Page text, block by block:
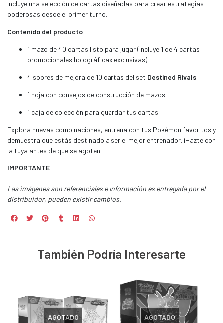
incluye una selección de cartas diseñadas para crear estrategias
poderosas desde el primer turno.
Contenido del producto
1 mazo de 40 cartas listo para jugar (incluye 1 de 4 cartas
promocionales holográficas exclusivas)
4 sobres de mejora de 10 cartas del set Destined Rivals
1 hoja con consejos de construcción de mazos
1 caja de colección para guardar tus cartas
Explora nuevas combinaciones, entrena con tus Pokémon favoritos y
demuestra que estás destinado a ser el mejor entrenador. ¡Hazte con
la tuya antes de que se agoten!
IMPORTANTE
Las imágenes son referenciales e información es entregada por el
distribuidor, pueden existir cambios.
También Podría Interesarte
AGOTADO AGOTADO